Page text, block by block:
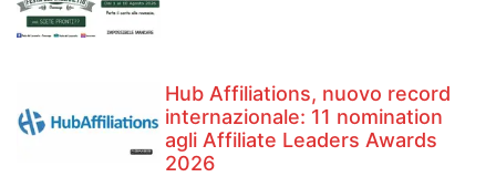
Hub Affiliations, nuovo record
internazionale: 11 nomination
agli Affiliate Leaders Awards
2026